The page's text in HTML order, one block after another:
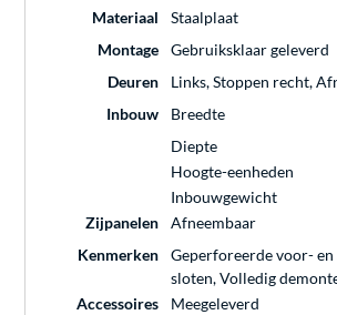
Materiaal
Staalplaat
Montage
Gebruiksklaar geleverd
Deuren
Links, Stoppen recht,
Inbouw
Breedte
Diepte
Hoogte-eenheden
Inbouwgewicht
Zijpanelen
Afneembaar
Kenmerken
Geperforeerde voor-
sloten, Volledig
Accessoires
Meegeleverd